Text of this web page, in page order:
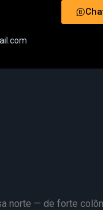
norte — de forte